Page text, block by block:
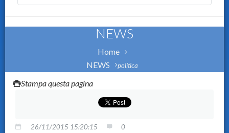
NEWS
Home
NEWS
politica
Stampa questa pagina
26/11/2015 15:20:15 0